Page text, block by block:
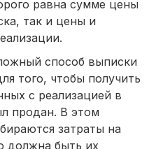
равна сумме цены
так и цены и
способ выписки
того, чтобы получить
с реализацией в
продан. В этом
затраты на
должна быть их